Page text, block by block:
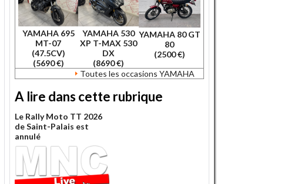
YAMAHA 695
MT-07
(47.5CV)
(5690 €)
YAMAHA 530
XP T-MAX 530
DX
(8690 €)
YAMAHA 80 GT
80
(2500 €)
Toutes les occasions YAMAHA
A lire dans cette rubrique
Le Rally Moto TT 2026
de Saint-Palais est
annulé